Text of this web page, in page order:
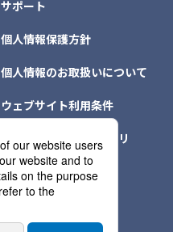
サポート
個人情報保護方針
個人情報のお取扱いについて
ウェブサイト利用条件
クッキー（Cookie）ポリ
シー